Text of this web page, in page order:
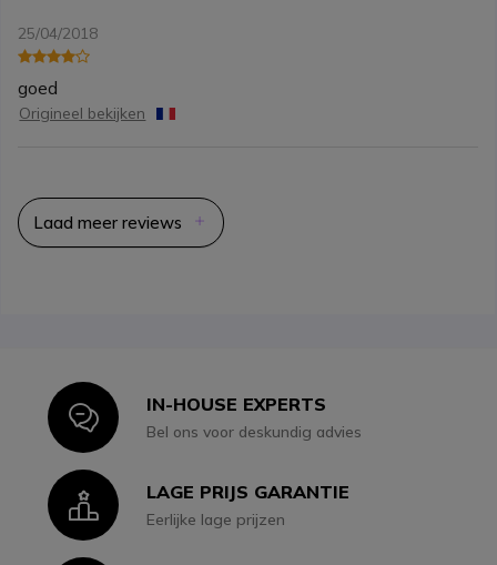
25/04/2018
goed
Origineel bekijken
Laad meer reviews
IconIN-HOUSE EXPERTS
Bel ons voor deskundig advies
IconLAGE PRIJS GARANTIE
Eerlijke lage prijzen